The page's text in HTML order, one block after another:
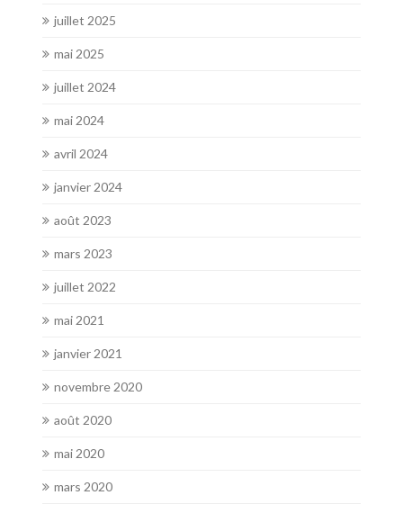
juillet 2025
mai 2025
juillet 2024
mai 2024
avril 2024
janvier 2024
août 2023
mars 2023
juillet 2022
mai 2021
janvier 2021
novembre 2020
août 2020
mai 2020
mars 2020